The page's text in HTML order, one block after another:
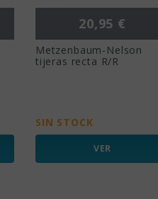
Precio
20,95 €
Metzenbaum-Nelson
tijeras recta R/R
SIN STOCK
VER